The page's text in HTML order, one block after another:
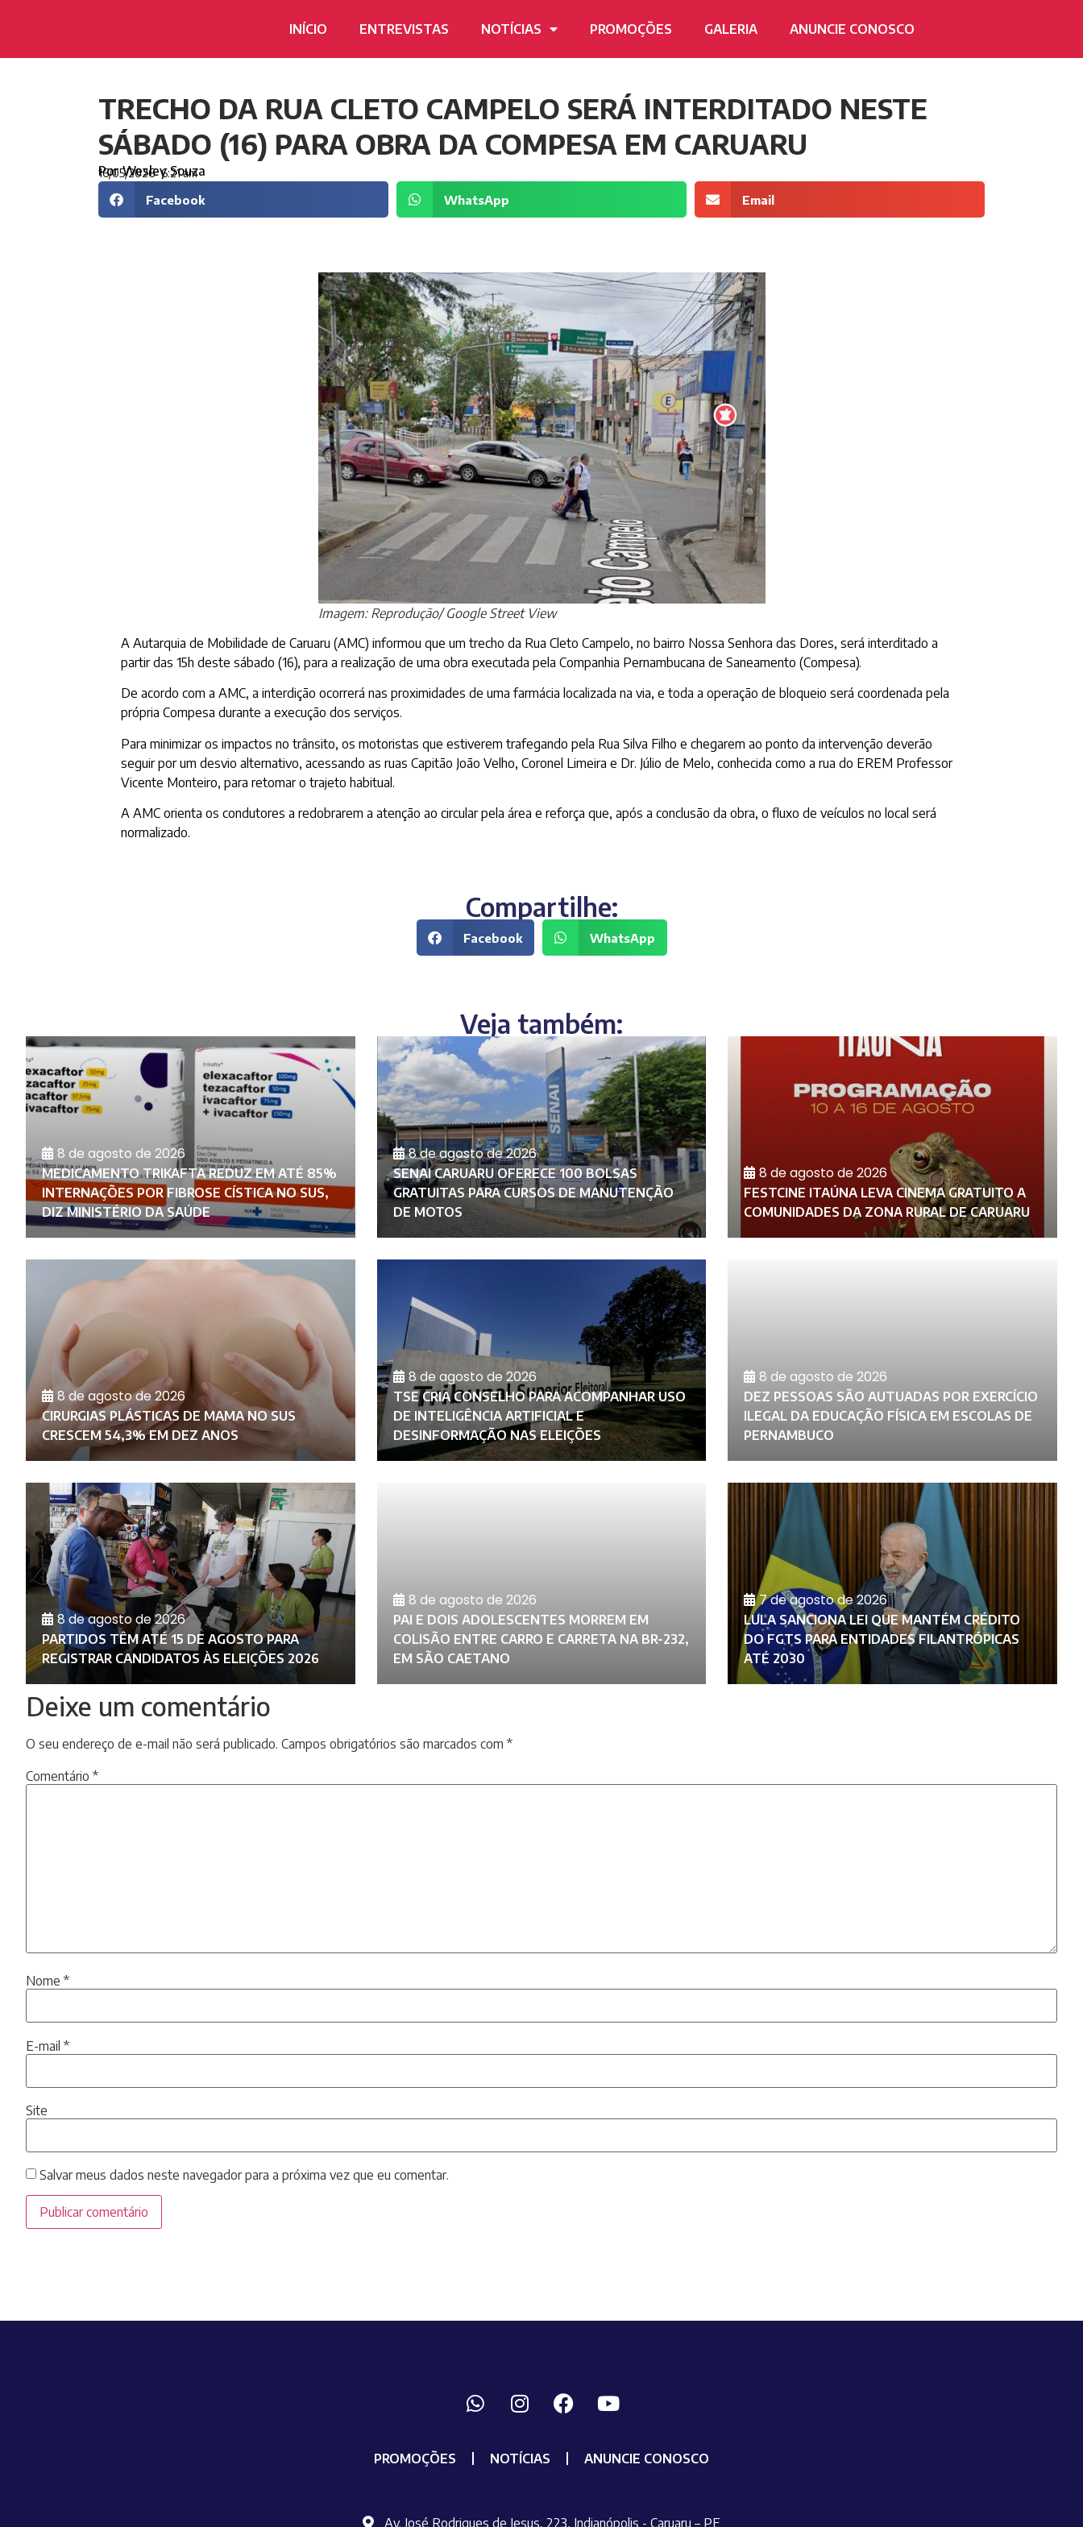
INÍCIO ENTREVISTAS NOTÍCIAS PROMOÇÕES GALERIA ANUNCIE CONOSCO
TRECHO DA RUA CLETO CAMPELO SERÁ INTERDITADO NESTE
SÁBADO (16) PARA OBRA DA COMPESA EM CARUARU
PorWesley Souza
16/05/2026 6:21 am
Facebook WhatsApp Email
Imagem: Reprodução/ Google Street View
A Autarquia de Mobilidade de Caruaru (AMC) informou que um trecho da Rua Cleto Campelo, no bairro Nossa Senhora das Dores, será interditado a
partir das 15h deste sábado (16), para a realização de uma obra executada pela Companhia Pernambucana de Saneamento (Compesa).
De acordo com a AMC, a interdição ocorrerá nas proximidades de uma farmácia localizada na via, e toda a operação de bloqueio será coordenada pela
própria Compesa durante a execução dos serviços.
Para minimizar os impactos no trânsito, os motoristas que estiverem trafegando pela Rua Silva Filho e chegarem ao ponto da intervenção deverão
seguir por um desvio alternativo, acessando as ruas Capitão João Velho, Coronel Limeira e Dr. Júlio de Melo, conhecida como a rua do EREM Professor
Vicente Monteiro, para retomar o trajeto habitual.
A AMC orienta os condutores a redobrarem a atenção ao circular pela área e reforça que, após a conclusão da obra, o fluxo de veículos no local será
normalizado.
Compartilhe:
Facebook WhatsApp
Veja também:
8 de agosto de 2026
MEDICAMENTO TRIKAFTA REDUZ EM ATÉ 85%
INTERNAÇÕES POR FIBROSE CÍSTICA NO SUS,
DIZ MINISTÉRIO DA SAÚDE
8 de agosto de 2026
SENAI CARUARU OFERECE 100 BOLSAS
GRATUITAS PARA CURSOS DE MANUTENÇÃO
DE MOTOS
8 de agosto de 2026
FESTCINE ITAÚNA LEVA CINEMA GRATUITO A
COMUNIDADES DA ZONA RURAL DE CARUARU
8 de agosto de 2026
CIRURGIAS PLÁSTICAS DE MAMA NO SUS
CRESCEM 54,3% EM DEZ ANOS
8 de agosto de 2026
TSE CRIA CONSELHO PARA ACOMPANHAR USO
DE INTELIGÊNCIA ARTIFICIAL E
DESINFORMAÇÃO NAS ELEIÇÕES
8 de agosto de 2026
DEZ PESSOAS SÃO AUTUADAS POR EXERCÍCIO
ILEGAL DA EDUCAÇÃO FÍSICA EM ESCOLAS DE
PERNAMBUCO
8 de agosto de 2026
PARTIDOS TÊM ATÉ 15 DE AGOSTO PARA
REGISTRAR CANDIDATOS ÀS ELEIÇÕES 2026
8 de agosto de 2026
PAI E DOIS ADOLESCENTES MORREM EM
COLISÃO ENTRE CARRO E CARRETA NA BR-232,
EM SÃO CAETANO
7 de agosto de 2026
LULA SANCIONA LEI QUE MANTÉM CRÉDITO
DO FGTS PARA ENTIDADES FILANTRÓPICAS
ATÉ 2030
Deixe um comentário
O seu endereço de e-mail não será publicado. Campos obrigatórios são marcados com *
Comentário *
Nome *
E-mail *
Site
Salvar meus dados neste navegador para a próxima vez que eu comentar.
PROMOÇÕES NOTÍCIAS ANUNCIE CONOSCO
Av. José Rodrigues de Jesus, 223, Indianópolis - Caruaru – PE